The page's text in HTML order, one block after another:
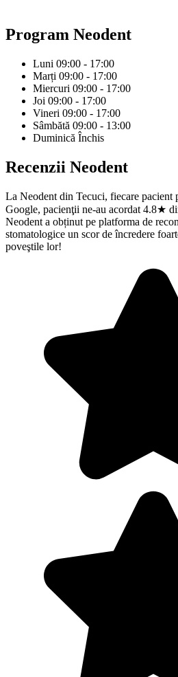
Program Neodent
Luni 09:00 - 17:00
Marți 09:00 - 17:00
Miercuri 09:00 - 17:00
Joi 09:00 - 17:00
Vineri 09:00 - 17:00
Sâmbătă 09:00 - 13:00
Duminică Închis
Recenzii Neodent
La Neodent din Tecuci, fiecare pacient
Google, pacienţii ne-au acordat 4.8★
Neodent a obținut pe platforma de
stomatologice un scor de încredere
poveştile lor!